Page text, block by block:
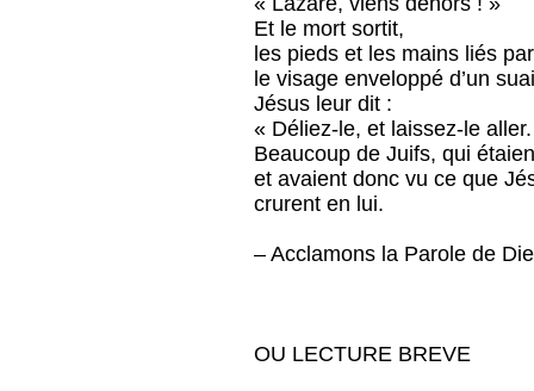
Et le mort sortit,
les pieds et les mains liés
le visage enveloppé d’un
Jésus leur dit :
« Déliez-le, et laissez-le
Beaucoup de Juifs, qui
et avaient donc vu ce que
crurent en lui.
– Acclamons la Parole de
OU LECTURE BREVE